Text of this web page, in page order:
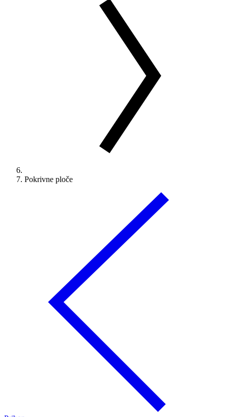
Pokrivne ploče